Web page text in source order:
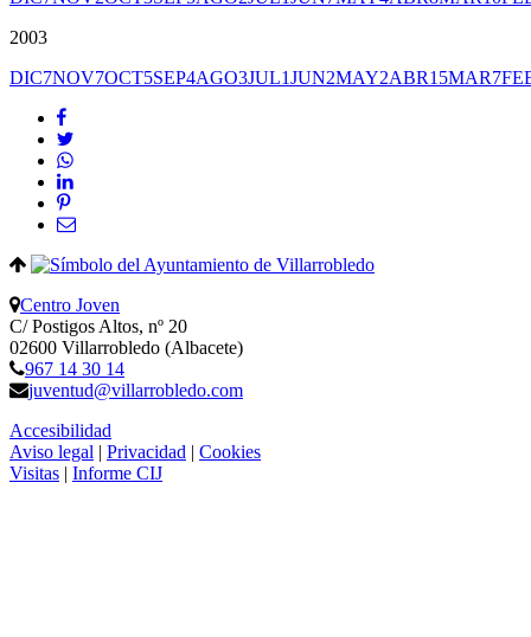
2003
DIC7NOV7OCT5SEP4AGO3JUL1JUN2MAY2ABR15MAR7
Centro Joven
C/ Postigos Altos, nº 20
02600 Villarrobledo (Albacete)
967 14 30 14
juventud@villarrobledo.com
Accesibilidad
Aviso legal | Privacidad | Cookies
Visitas | Informe CIJ